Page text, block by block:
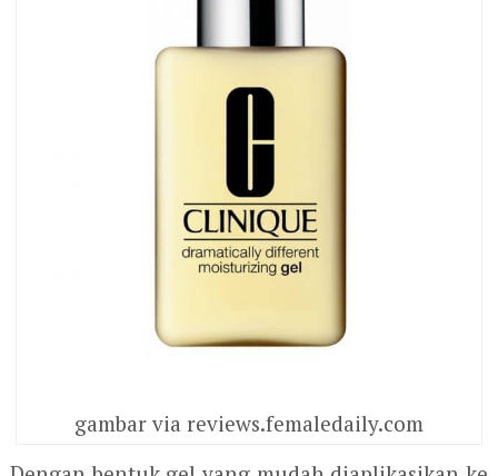
gambar via reviews.femaledaily.com